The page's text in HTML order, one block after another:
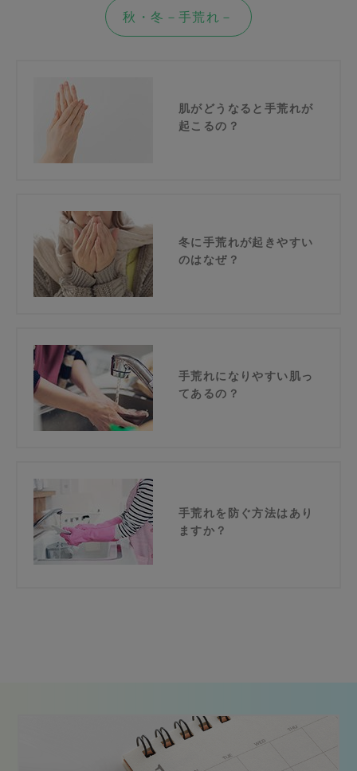
秋・冬－手荒れ－
肌がどうなると手荒れが
起こるの？
冬に手荒れが起きやすい
のはなぜ？
手荒れになりやすい肌っ
てあるの？
手荒れを防ぐ方法はあり
ますか？